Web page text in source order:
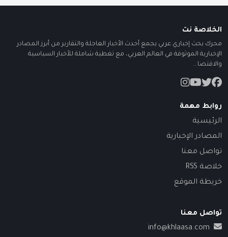
الخلاصة نت
محرك بحث إخباري عربي يجمع أحدث الأخبار العاجلة والتقارير من أبرز المصادر
الإخبارية الموثوقة في العالم العربي، مع تغطية شاملة للأخبار السياسية
والاقتصا...
روابط مهمة
الرئيسية
المصادر الإخبارية
تواصل معنا
خلاصة RSS
خريطة الموقع
تواصل معنا
info@khlaasa.com